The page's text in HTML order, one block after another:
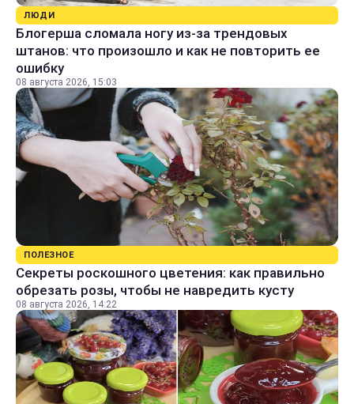
ЛЮДИ
Блогерша сломала ногу из-за трендовых
штанов: что произошло и как не повторить ее
ошибку
08 августа 2026, 15:03
ПОЛЕЗНОЕ
Секреты роскошного цветения: как правильно
обрезать розы, чтобы не навредить кусту
08 августа 2026, 14:22